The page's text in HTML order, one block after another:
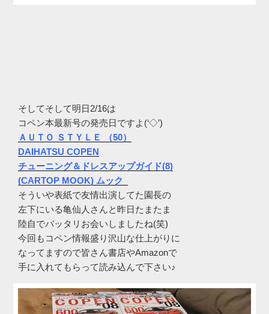
そしてそして明日2/16は
コペン本最新号の発売日ですよ(‘◇’)ゞ
ＡＵＴＯ ＳＴＹＬＥ （50）
DAIHATSU COPEN
チューニング＆ドレスアップガイド(8)
(CARTOP MOOK) ムック
そういや表紙で友情出演してた園長の
左下にいる亀仙人さんと昨日たまたま
陸自でバッタリお会いしましたね(笑)
今回もコペン情報盛り沢山な仕上がりに
なってますので皆さん書店やAmazonで
手に入れてもらって読み込んで下さい♪